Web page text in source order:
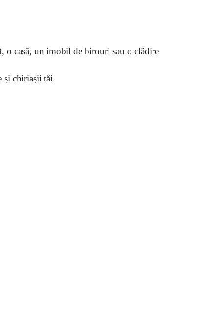
o casă, un imobil de birouri sau o clădire
și chiriașii tăi.